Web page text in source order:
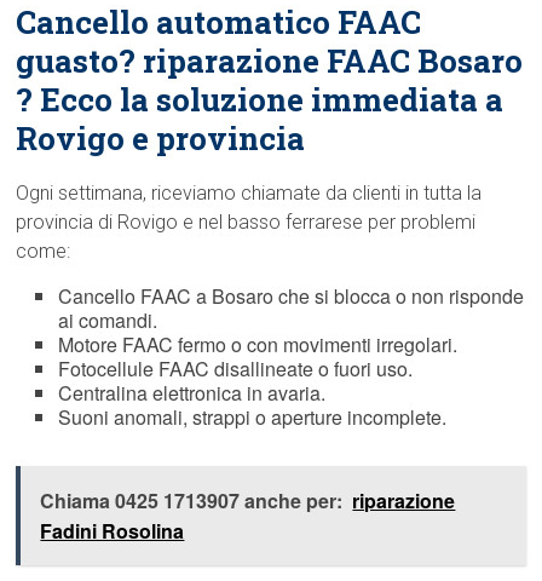
Cancello automatico FAAC
guasto? riparazione FAAC Bosaro
? Ecco la soluzione immediata a
Rovigo e provincia
Ogni settimana, riceviamo chiamate da clienti in tutta la
provincia di Rovigo e nel basso ferrarese per problemi
come:
Cancello FAAC a Bosaro che si blocca o non risponde
ai comandi.
Motore FAAC fermo o con movimenti irregolari.
Fotocellule FAAC disallineate o fuori uso.
Centralina elettronica in avaria.
Suoni anomali, strappi o aperture incomplete.
Chiama 0425 1713907 anche per: riparazione
Fadini Rosolina